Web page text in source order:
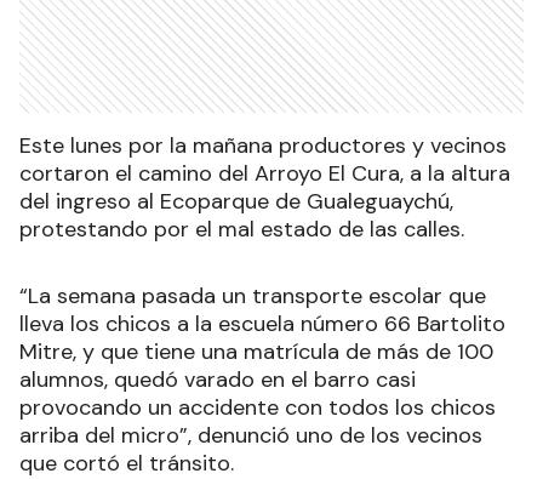
Este lunes por la mañana productores y vecinos
cortaron el camino del Arroyo El Cura, a la altura
del ingreso al Ecoparque de Gualeguaychú,
protestando por el mal estado de las calles.
“La semana pasada un transporte escolar que
lleva los chicos a la escuela número 66 Bartolito
Mitre, y que tiene una matrícula de más de 100
alumnos, quedó varado en el barro casi
provocando un accidente con todos los chicos
arriba del micro”, denunció uno de los vecinos
que cortó el tránsito.